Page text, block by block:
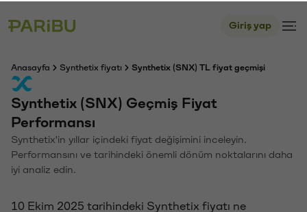
Giriş yap
Anasayfa Synthetix fiyatı Synthetix (SNX) TL fiyat geçmişi
Synthetix (SNX) Geçmiş Fiyat
Performansı
Synthetix'in yıllar içindeki fiyat değişimini inceleyin.
Performansını ve tarihindeki önemli dönüm noktalarını daha
iyi analiz edin.
10 Ekim 2025 tarihindeki Synthetix fiyatı ne